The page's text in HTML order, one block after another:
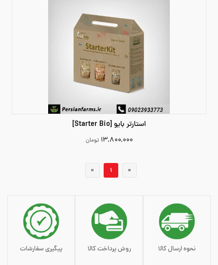
استارتر بایو [Starter Bio]
۱۳,۸۰۰,۰۰۰ تومان
افزودن به سبد خرید
«
1
»
نحوه ارسال کالا روش پرداخت کالا پیگیری سفارشات